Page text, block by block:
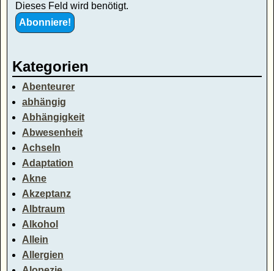
Dieses Feld wird benötigt.
Kategorien
Abenteurer
abhängig
Abhängigkeit
Abwesenheit
Achseln
Adaptation
Akne
Akzeptanz
Albtraum
Alkohol
Allein
Allergien